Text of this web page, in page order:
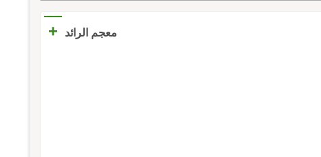
معجم الرائد +